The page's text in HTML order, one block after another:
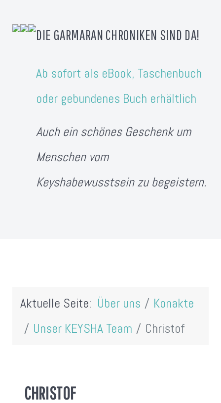
DIE GARMARAN CHRONIKEN SIND DA!
Ab sofort als eBook, Taschenbuch
oder gebundenes Buch erhältlich
Auch ein schönes Geschenk um
Menschen vom
Keyshabewusstsein zu begeistern.
Aktuelle Seite: Über uns
Konakte
Unser KEYSHA Team
Christof
CHRISTOF